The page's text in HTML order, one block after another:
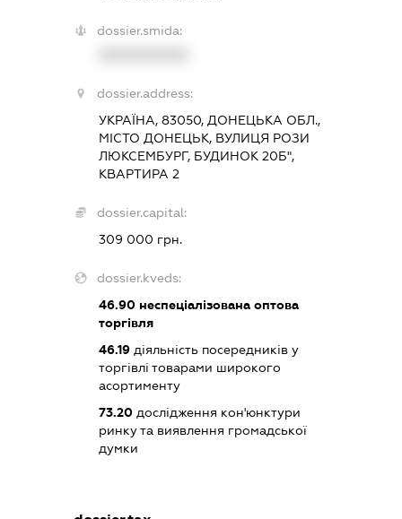
dossier.smida:
dossier.address:
УКРАЇНА, 83050, ДОНЕЦЬКА ОБЛ.,
МІСТО ДОНЕЦЬК, ВУЛИЦЯ РОЗИ
ЛЮКСЕМБУРГ, БУДИНОК 20Б",
КВАРТИРА 2
dossier.capital:
309 000 грн.
dossier.kveds:
46.90неспеціалізована оптова
торгівля
46.19діяльність посередників у
торгівлі товарами широкого
асортименту
73.20дослідження кон'юнктури
ринку та виявлення громадської
думки